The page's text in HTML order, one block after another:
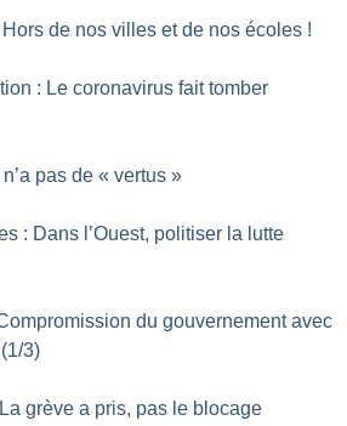
de nos villes et de nos écoles !
: Le coronavirus fait tomber
pas de « vertus »
: Dans l’Ouest, politiser la lutte
du gouvernement avec
3)
grève a pris, pas le blocage